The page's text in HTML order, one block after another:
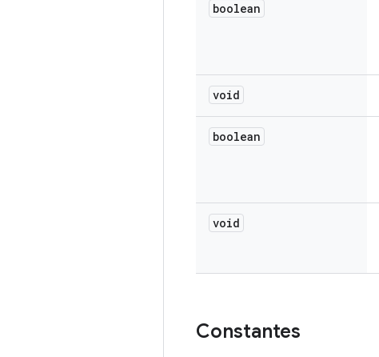
boolean
void
boolean
void
Constantes